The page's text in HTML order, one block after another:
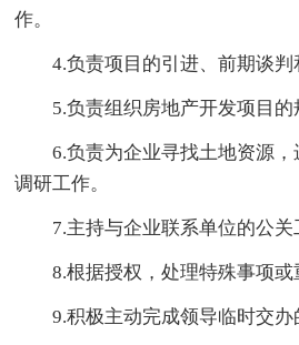
作。
4.负责项目的引进、前期谈判
5.负责组织房地产开发项目的
6.负责为企业寻找土地资源，
调研工作。
7.主持与企业联系单位的公关
8.根据授权，处理特殊事项或
9.积极主动完成领导临时交办